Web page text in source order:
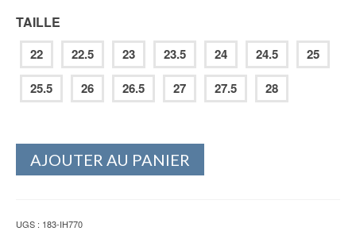
TAILLE
22 22.5 23 23.5 24 24.5
25
25.5
26 26.5 27 27.5 28
AJOUTER AU PANIER
UGS : 183-IH770